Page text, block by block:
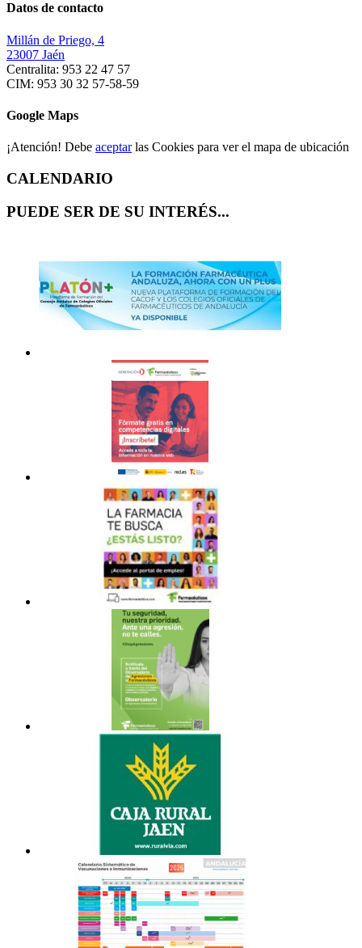
Datos de contacto
Millán de Priego, 4
23007 Jaén
Centralita: 953 22 47 57
CIM: 953 30 32 57-58-59
Google Maps
¡Atención! Debe aceptarlas Cookies para ver el mapa de ubicación
CALENDARIO
PUEDE SER DE SU INTERÉS...